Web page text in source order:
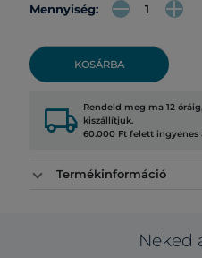
Mennyiség:
KOSÁRBA
local_shipping Rendeld meg ma 12
kiszállítjuk.
60.000 Ft felett ingyenes
Termékinformáció
Neked